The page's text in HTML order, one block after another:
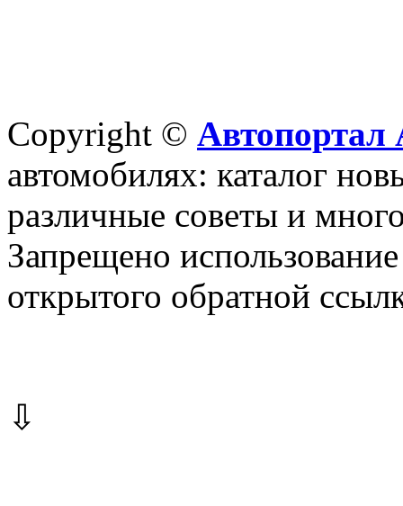
Copyright © Автопортал
автомобилях: каталог
различные советы и
Запрещено
открытого обратной
⇩